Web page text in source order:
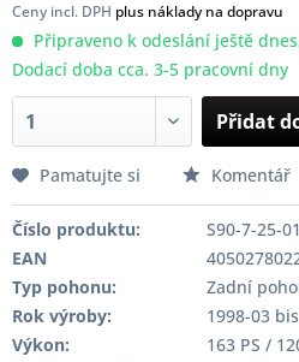
Ceny incl. DPH plus náklady na dopravu
Připraveno k odeslání ještě
Dodací doba cca. 3-5 pracovní dny
Přidat
Pamatujte si Komentář
Číslo produktu:
S90-7-25-
EAN
Typ pohonu:
Zadní
Rok výroby:
1998-03
Výkon:
163 PS /